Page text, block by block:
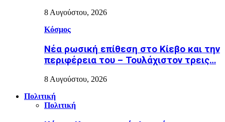
8 Αυγούστου, 2026
Κόσμος
Nέα ρωσική επίθεση στο Κίεβο και την
περιφέρεια του – Τουλάχιστον τρεις…
8 Αυγούστου, 2026
Πολιτική
Πολιτική